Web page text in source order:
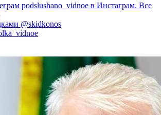
podslushano_vidnoe в Инстаграм. Все
@skidkonos